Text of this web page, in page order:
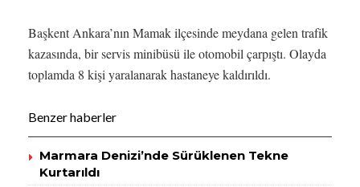
Başkent Ankara’nın Mamak ilçesinde meydana gelen trafik
kazasında, bir servis minibüsü ile otomobil çarpıştı. Olayda
toplamda 8 kişi yaralanarak hastaneye kaldırıldı.
Benzer haberler
Marmara Denizi’nde Sürüklenen Tekne
Kurtarıldı